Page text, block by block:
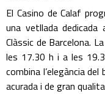
El Casino de Calaf
una vetllada
Clàssic de Barcelona.
les 17.30 h i a les
combina l’elegància
acurada i de gran